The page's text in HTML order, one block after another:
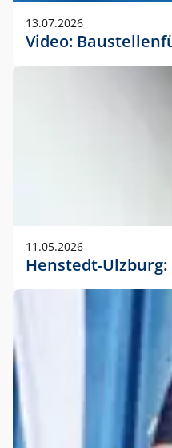
13.07.2026
Video:
11.05.2026
Henstedt-